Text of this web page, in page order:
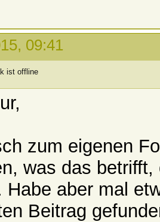
09:41
zum eigenen
was das
Habe aber mal
Beitrag